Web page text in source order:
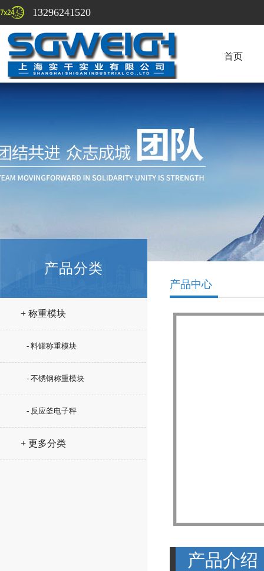
13296241520
首页
产品分类
+ 称重模块
- 料罐称重模块
- 不锈钢称重模块
- 反应釜电子秤
+ 更多分类
产品中心
产品介绍